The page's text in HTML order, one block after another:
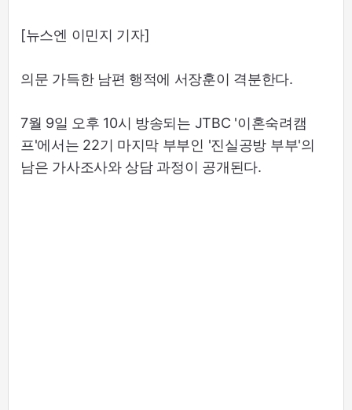
[뉴스엔 이민지 기자]
의문 가득한 남편 행적에 서장훈이 격분한다.
7월 9일 오후 10시 방송되는 JTBC '이혼숙려캠
프'에서는 22기 마지막 부부인 '진실공방 부부'의
남은 가사조사와 상담 과정이 공개된다.